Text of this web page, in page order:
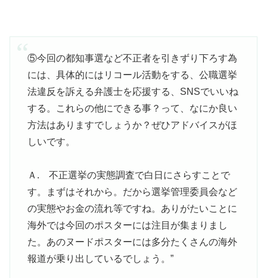
⑤今回の都知事選など不正者を引きずり下ろす為
には、具体的にはリコール活動をする、公職選挙
法違反を訴える弁護士を応援する、SNSでいいね
する。これらの他にできる事？って、なにか良い
方法はありますでしょうか？ぜひアドバイスがほ
しいです。
Ａ. 不正選挙の実態調査で白日にさらすことで
す。まずはそれから。だから選挙管理委員会など
の実態やお金の流れ等ですね。ありがたいことに
海外では今回のポスターには注目が集まりまし
た。あのヌードポスターには多分たくさんの海外
報道が乗り出しているでしょう。”